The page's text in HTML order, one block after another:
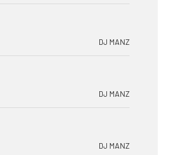
DJ MANZ
DJ MANZ
DJ MANZ